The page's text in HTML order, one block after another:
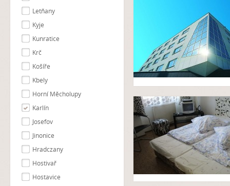
Letňany
Kyje
Kunratice
Krč
Košíře
Kbely
Horní Měcholupy
Karlín
Josefov
Jinonice
Hradczany
Hostivař
Hostavice